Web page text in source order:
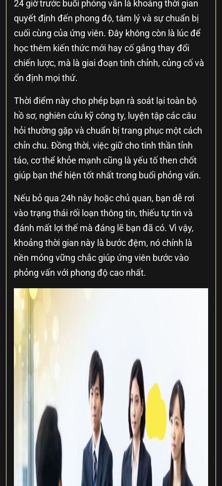
24 giờ trước buổi phỏng vấn là khoảng thời gian
quyết định đến phong độ, tâm lý và sự chuẩn bị
cuối cùng của ứng viên. Đây không còn là lúc để
học thêm kiến thức mới hay cố gắng thay đổi
chiến lược, mà là giai đoạn tinh chỉnh, củng cố và
ổn định mọi thứ.
Thời điểm này cho phép bạn rà soát lại toàn bộ
hồ sơ, nghiên cứu kỹ công ty, luyện tập các câu
hỏi thường gặp và chuẩn bị trang phục một cách
chỉn chu. Đồng thời, việc giữ cho tinh thần tỉnh
táo, cơ thể khỏe mạnh cũng là yếu tố then chốt
giúp bạn thể hiện tốt nhất trong buổi phỏng vấn.
Nếu bỏ qua 24h này hoặc chủ quan, bạn dễ rơi
vào trạng thái rối loạn thông tin, thiếu tự tin và
đánh mất lợi thế mà đáng lẽ bạn đã có. Vì vậy,
khoảng thời gian này là bước đệm, nó chính là
nền móng vững chắc giúp ứng viên bước vào
phỏng vấn với phong độ cao nhất.